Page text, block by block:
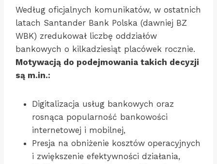
Według oficjalnych komunikatów, w ostatnich
latach Santander Bank Polska (dawniej BZ
WBK) zredukował liczbę oddziałów
bankowych o kilkadziesiąt placówek rocznie.
Motywacją do podejmowania takich decyzji
są m.in.:
Digitalizacja usług bankowych oraz
rosnąca popularność bankowości
internetowej i mobilnej,
Presja na obniżenie kosztów operacyjnych
i zwiększenie efektywności działania,